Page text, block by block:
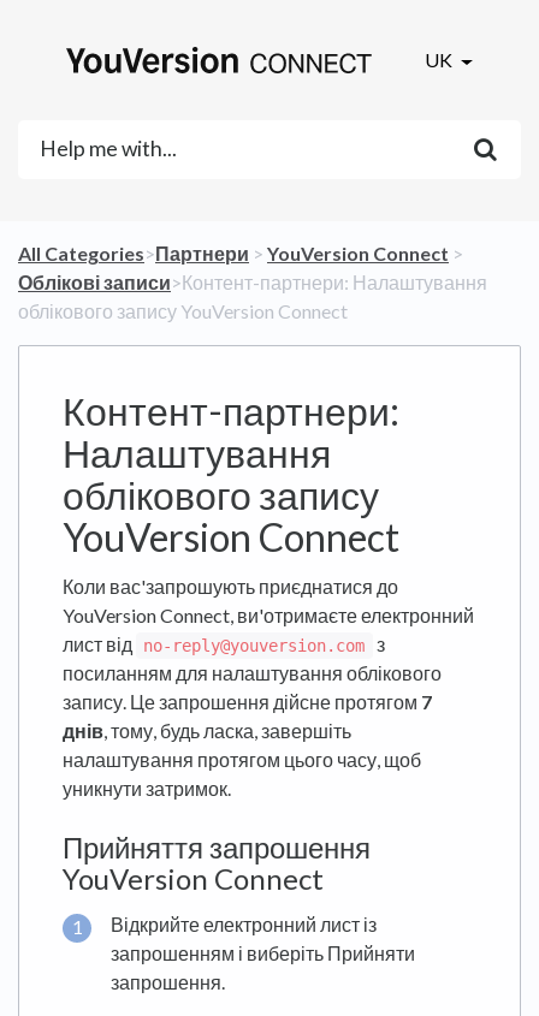
UK
All Categories​>​​Партнери ​ > ​ ​YouVersion Connect ​ > ​
Облікові записи​>​ Контент-партнери: Налаштування
облікового запису YouVersion Connect
Контент-партнери:
Налаштування
облікового запису
YouVersion Connect
Коли вас'запрошують приєднатися до
YouVersion Connect, ви'отримаєте електронний
лист від
no-reply@youversion.com
з
посиланням для налаштування облікового
запису. Це запрошення дійсне протягом 7
днів, тому, будь ласка, завершіть
налаштування протягом цього часу, щоб
уникнути затримок.
Прийняття запрошення
YouVersion Connect
Відкрийте електронний лист із
запрошенням і виберіть Прийняти
запрошення.